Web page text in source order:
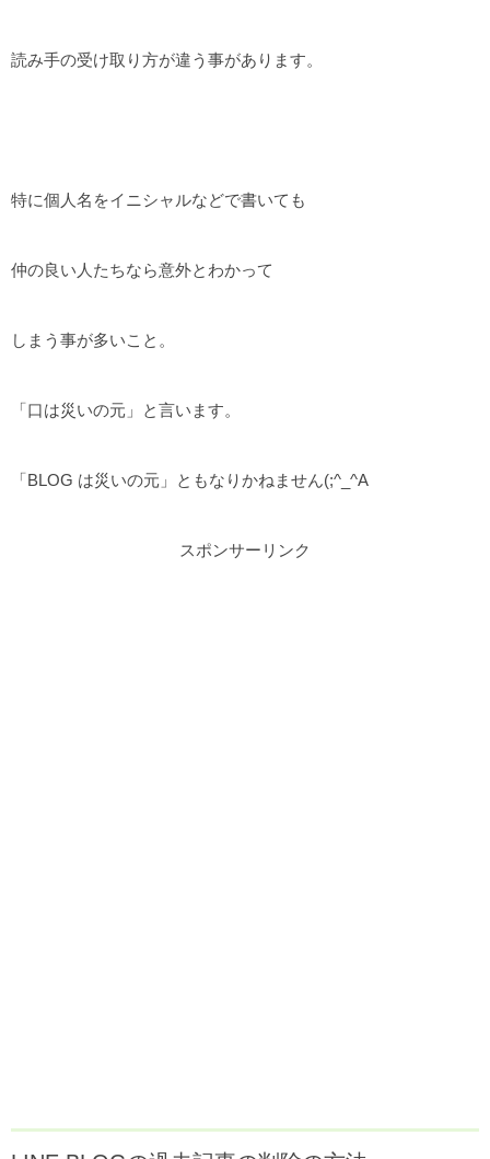
読み手の受け取り方が違う事があります。
特に個人名をイニシャルなどで書いても
仲の良い人たちなら意外とわかって
しまう事が多いこと。
「口は災いの元」と言います。
「BLOG は災いの元」ともなりかねません(;^_^A
スポンサーリンク